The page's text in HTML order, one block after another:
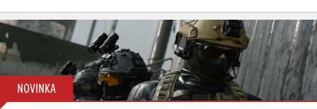
NOVINKA